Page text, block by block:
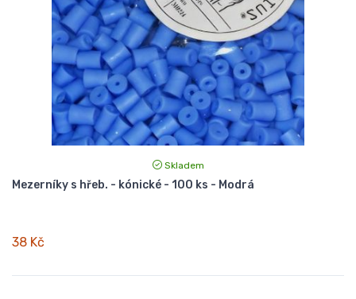
Skladem
Mezerníky s hřeb. - kónické - 100 ks - Modrá
38 Kč